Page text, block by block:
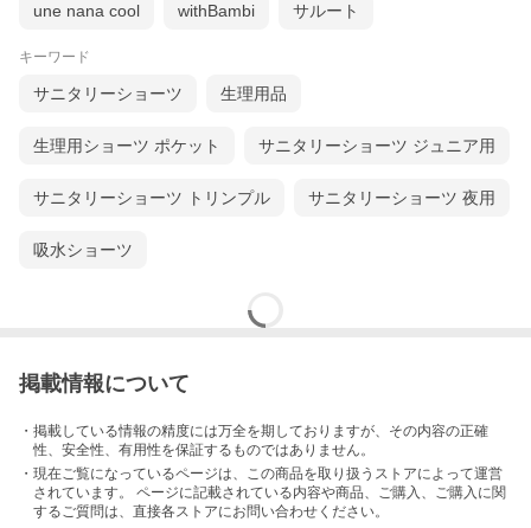
une nana cool withBambi サルート
キーワード
サニタリーショーツ 生理用品
生理用ショーツ ポケット サニタリーショーツ ジュニア用
サニタリーショーツ トリンプル サニタリーショーツ 夜用
吸水ショーツ
掲載情報について
・掲載している情報の精度には万全を期しておりますが、その内容の正確
性、安全性、有用性を保証するものではありません。
・現在ご覧になっているページは、この商品を取り扱うストアによって運営
されています。 ページに記載されている内容や商品、ご購入 、ご購入に関
するご質問は、直接各ストアにお問い合わせください。